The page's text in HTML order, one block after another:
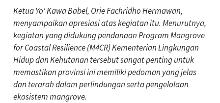
Ketua Yo' Kawa Babel, Orie Fachridho Hermawan,
menyampaikan apresiasi atas kegiatan itu. Menurutnya,
kegiatan yang didukung pendanaan Program Mangrove
for Coastal Resilience (M4CR) Kementerian Lingkungan
Hidup dan Kehutanan tersebut sangat penting untuk
memastikan provinsi ini memiliki pedoman yang jelas
dan terarah dalam perlindungan serta pengelolaan
ekosistem mangrove.